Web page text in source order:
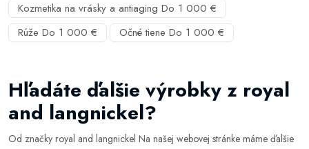
Kozmetika na vrásky a antiaging Do 1 000 €
Rúže Do 1 000 €
Očné tiene Do 1 000 €
Hľadáte ďalšie výrobky z royal
and langnickel?
Od značky royal and langnickel Na našej webovej stránke máme ďalšie